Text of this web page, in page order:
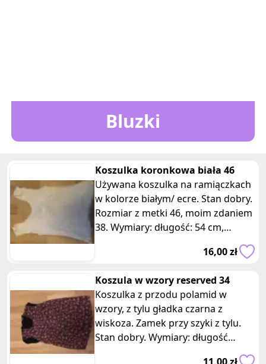
Bluzki
Koszulka koronkowa biała 46
Używana koszulka na ramiączkach
w kolorze białym/ ecre. Stan dobry.
Rozmiar z metki 46, moim zdaniem
38. Wymiary: długość: 54 cm,
szerokość w klatce piersiowej: 37
cm. Skład: wierzch 100% wiskoza,
16,00 zł
Koszula w wzory reserved 34
Koszulka z przodu polamid w
wzory, z tylu gładka czarna z
wiskoza. Zamek przy szyki z tylu.
Stan dobry. Wymiary: długość